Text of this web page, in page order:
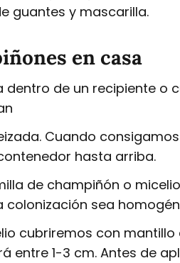
guantes y mascarilla.
en casa
de un recipiente o
Cuando
hasta arriba.
de champiñón o
colonización sea
cubriremos con
entre 1-3 cm. Antes de